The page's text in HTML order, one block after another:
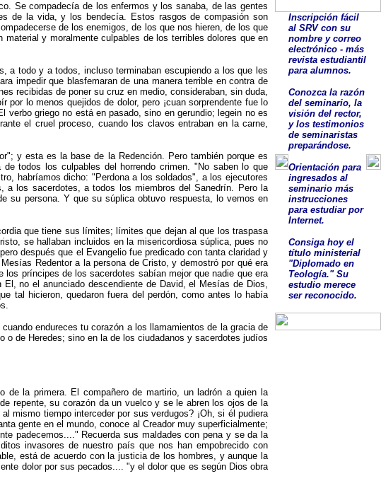
Se compadecía de los enfermos y los sanaba, de las gentes
de la vida, y los bendecía. Estos rasgos de compasión son
de los enemigos, de los que nos hieren, de los que
y moralmente culpables de los terribles dolores que en
a todo y a todos, incluso terminaban escupiendo a los que les
impedir que blasfemaran de una manera terrible en contra de
recibidas de poner su cruz en medio, consideraban, sin duda,
lo menos quejidos de dolor, pero ¡cuan sorprendente fue lo
griego no está en pasado, sino en gerundio; legein no es
el cruel proceso, cuando los clavos en­traban en la carne,
"; y esta es la base de la Redención. Pero también porque es
todos los culpables del horrendo crimen. " No saben lo que
habríamos dicho: " Perdona a los soldados", a los ejecutores
a los sacerdotes, a todos los miembros del Sanedrín. Pero la
su persona. Y que su súplica obtuvo respuesta, lo vemos en
que tiene sus límites; límites que dejan al que los traspasa
se hallaban incluidos en la misericordiosa súplica, pues no
después que el Evangelio fue predicado con tanta claridad y
Redentor a la per­sona de Cristo, y demostró por qué era
los príncipes de los sacerdotes sabían mejor que nadie que era
no el anunciado descendiente de David, el Mesías de Dios,
tal hicieron, quedaron fuera del perdón, como antes lo había
endureces tu corazón a los llamamientos de la gracia de
o de Heredes; sino en la de los ciudadanos y sacerdotes judíos
la primera. El compañero de martirio, un ladrón a quien la
repente, su corazón da un vuelco y se le abren los ojos de la
mismo tiempo interceder por sus verdugos? ¡Oh, si él pudiera
gente en el mundo, conoce al Creador muy superficialmente;
padecemos...." Recuerda sus maldades con pena y se da la
invasores de nuestro país que nos han empobrecido con
está de acuerdo con la justicia de los hombres, y aunque la
dolor por sus pecados...."y el dolor que es según Dios obra
Inscripción fácil
al SRV con su
nombre y correo
electrónico - más
revista estudiantil
para alumnos.
Conozca la razón
del seminario, la
visión del rector,
y los testimonios
de seminaristas
preparándose.
Orientación para
ingresados al
seminario más
instrucciones
para estudiar por
Internet.
Consiga hoy el
título ministerial
"Diplomado en
Teología."Su
estudio merece
serreconocido.